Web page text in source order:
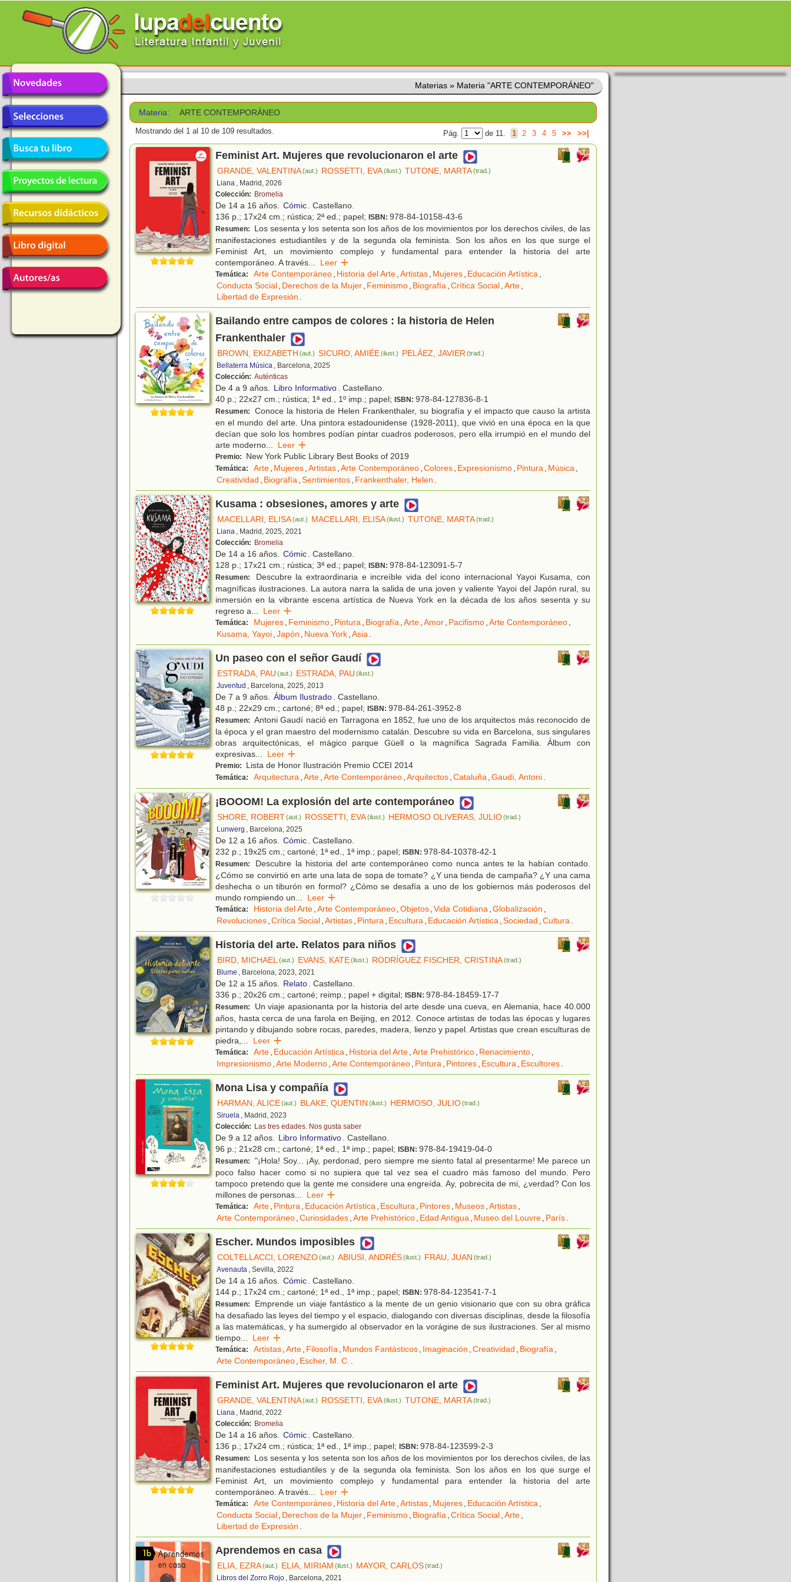
Materias » Materia "ARTE CONTEMPORÁNEO"
Materia: ARTE CONTEMPORÁNEO
Mostrando del 1 al 10 de 109 resultados. Pág. de 11. 1 2 3 4 5 >> >>|
Feminist Art. Mujeres que revolucionaron el arte
GRANDE, VALENTINA(aut.) ROSSETTI, EVA(ilust.) TUTONE, MARTA(trad.)
Liana , Madrid, 2026
Colección: Bromelia
De 14 a 16 años. Cómic. Castellano.
136 p.; 17x24 cm.; rústica; 2ª ed.; papel; ISBN: 978-84-10158-43-6
Resumen:
Los sesenta y los setenta son los años de los movimientos por los derechos civiles, de las
manifestaciones estudiantiles y de la segunda ola feminista. Son los años en los que surge el
Feminist Art, un movimiento complejo y fundamental para entender la historia del arte
contemporáneo. A través... Leer
Temática: Arte Contemporáneo, Historia del Arte,Artistas, Mujeres, Educación Artística,
Conducta Social, Derechos de la Mujer, Feminismo, Biografía,Crítica Social,Arte,
Libertad de Expresión .
Bailando entre campos de colores : la historia de Helen
Frankenthaler
BROWN, EKIZABETH (aut.) SICURO, AMIÉE(ilust.) PELÁEZ, JAVIER (trad.)
Bellaterra Música , Barcelona, 2025
Colección: Auténticas
De 4 a 9 años. Libro Informativo. Castellano.
40 p.; 22x27 cm.; rústica; 1ª ed., 1º imp.; papel; ISBN: 978-84-127836-8-1
Resumen:
Conoce la historia de Helen Frankenthaler, su biografía y el impacto que causo la artista
en el mundo del arte. Una pintora estadounidense (1928-2011), que vivió en una época en la que
decían que solo los hombres podían pintar cuadros poderosos, pero ella irrumpió en el mundo del
arte moderno... Leer
Premio: New York Public Library Best Books of 2019
Temática: Arte, Mujeres,Artistas,Arte Contemporáneo,Colores, Expresionismo, Pintura, Música,
Creatividad , Biografía,Sentimientos, Frankenthaler, Helen .
Kusama : obsesiones, amores y arte
MACELLARI, ELISA(aut.) MACELLARI, ELISA(ilust.) TUTONE, MARTA(trad.)
Liana , Madrid, 2025, 2021
Colección: Bromelia
De 14 a 16 años. Cómic. Castellano.
128 p.; 17x21 cm.; rústica; 3ª ed.; papel; ISBN: 978-84-123091-5-7
Resumen:
Descubre la extraordinaria e increíble vida del icono internacional Yayoi Kusama, con
magníficas ilustraciones. La autora narra la salida de una joven y valiente Yayoi del Japón rural, su
inmersión en la vibrante escena artística de Nueva York en la década de los años sesenta y su
regreso a... Leer
Temática: Mujeres, Feminismo, Pintura, Biografía,Arte,Amor, Pacifismo,Arte Contemporáneo,
Kusama, Yayoi,Japón , Nueva York,Asia.
Un paseo con el señor Gaudí
ESTRADA, PAU (aut.) ESTRADA, PAU (ilust.)
Juventud , Barcelona, 2025, 2013
De 7 a 9 años. Álbum Ilustrado. Castellano.
48 p.; 22x29 cm.; cartoné; 8ª ed.; papel; ISBN: 978-84-261-3952-8
Resumen: Antoni Gaudí nació en Tarragona en 1852, fue uno de los arquitectos más reconocido de
la época y el gran maestro del modernismo catalán. Descubre su vida en Barcelona, sus singulares
obras arquitectónicas, el mágico parque Güell o la magnífica Sagrada Familia. Álbum con
expresivas... Leer
Premio: Lista de Honor Ilustración Premio CCEI 2014
Temática: Arquitectura,Arte,Arte Contemporáneo,Arquitectos,Cataluña,Gaudí, Antoni.
¡BOOOM! La explosión del arte contemporáneo
SHORE, ROBERT(aut.) ROSSETTI, EVA(ilust.) HERMOSO OLIVERAS, JULIO (trad.)
Lunwerg , Barcelona, 2025
De 12 a 16 años. Cómic. Castellano.
232 p.; 19x25 cm.; cartoné; 1ª ed., 1ª imp.; papel; ISBN: 978-84-10378-42-1
Resumen:
Descubre la historia del arte contemporáneo como nunca antes te la habían contado.
¿Cómo se convirtió en arte una lata de sopa de tomate? ¿Y una tienda de campaña? ¿Y una cama
deshecha o un tiburón en formol? ¿Cómo se desafía a uno de los gobiernos más poderosos del
mundo rompiendo un... Leer
Temática: Historia del Arte,Arte Contemporáneo,Objetos,Vida Cotidiana,Globalización ,
Revoluciones,Crítica Social,Artistas, Pintura, Escultura, Educación Artística,Sociedad ,Cultura.
Historia del arte. Relatos para niños
BIRD, MICHAEL(aut.) EVANS, KATE(ilust.) RODRÍGUEZ FISCHER, CRISTINA(trad.)
Blume , Barcelona, 2023, 2021
De 12 a 15 años. Relato. Castellano.
336 p.; 20x26 cm.; cartoné; reimp.; papel + digital; ISBN: 978-84-18459-17-7
Resumen:
Un viaje apasionanta por la historia del arte desde una cueva, en Alemania, hace 40.000
años, hasta cerca de una farola en Beijing, en 2012. Conoce artistas de todas las épocas y lugares
pintando y dibujando sobre rocas, paredes, madera, lienzo y papel. Artistas que crean esculturas de
piedra,... Leer
Temática: Arte, Educación Artística, Historia del Arte,Arte Prehistórico, Renacimiento,
Impresionismo,Arte Moderno,Arte Contemporáneo, Pintura, Pintores, Escultura, Escultores.
Mona Lisa y compañía
HARMAN, ALICE(aut.) BLAKE, QUENTIN (ilust.) HERMOSO, JULIO (trad.)
Siruela , Madrid, 2023
Colección: Las tres edades. Nos gusta saber
De 9 a 12 años. Libro Informativo. Castellano.
96 p.; 21x28 cm.; cartoné; 1ª ed., 1ª imp.; papel; ISBN: 978-84-19419-04-0
Resumen:
"¡Hola! Soy... ¡Ay, perdonad, pero siempre me siento fatal al presentarme! Me parece un
poco falso hacer como si no supiera que tal vez sea el cuadro más famoso del mundo. Pero
tampoco pretendo que la gente me considere una engreída. Ay, pobrecita de mi, ¿verdad? Con los
millones de personas... Leer
Temática: Arte, Pintura, Educación Artística, Escultura, Pintores, Museos,Artistas,
Arte Contemporáneo,Curiosidades,Arte Prehistórico, Edad Antigua, Museo del Louvre, París.
Escher. Mundos imposibles
COLTELLACCI, LORENZO(aut.) ABIUSI, ANDRÉS(ilust.) FRAU, JUAN (trad.)
Avenauta , Sevilla, 2022
De 14 a 16 años. Cómic. Castellano.
144 p.; 17x24 cm.; cartoné; 1ª ed., 1ª imp.; papel; ISBN: 978-84-123541-7-1
Resumen:
Emprende un viaje fantástico a la mente de un genio visionario que con su obra gráfica
ha desafiado las leyes del tiempo y el espacio, dialogando con diversas disciplinas, desde la filosofía
a las matemáticas, y ha sumergido al observador en la vorágine de sus ilustraciones. Ser al mismo
tiempo... Leer
Temática: Artistas,Arte, Filosofía, Mundos Fantásticos, Imaginación ,Creatividad , Biografía,
Arte Contemporáneo, Escher, M. C. .
Feminist Art. Mujeres que revolucionaron el arte
GRANDE, VALENTINA(aut.) ROSSETTI, EVA(ilust.) TUTONE, MARTA(trad.)
Liana , Madrid, 2022
Colección: Bromelia
De 14 a 16 años. Cómic. Castellano.
136 p.; 17x24 cm.; rústica; 1ª ed., 1ª imp.; papel; ISBN: 978-84-123599-2-3
Resumen:
Los sesenta y los setenta son los años de los movimientos por los derechos civiles, de las
manifestaciones estudiantiles y de la segunda ola feminista. Son los años en los que surge el
Feminist Art, un movimiento complejo y fundamental para entender la historia del arte
contemporáneo. A través... Leer
Temática: Arte Contemporáneo, Historia del Arte,Artistas, Mujeres, Educación Artística,
Conducta Social, Derechos de la Mujer, Feminismo, Biografía,Crítica Social,Arte,
Libertad de Expresión .
Aprendemos en casa
ELIA, EZRA(aut.) ELIA, MIRIAM (ilust.) MAYOR, CARLOS (trad.)
Libros del Zorro Rojo , Barcelona, 2021